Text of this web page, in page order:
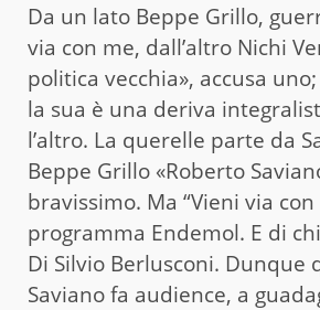
Da un lato Beppe Grillo,
via con me, dall’altro Nichi
politica vecchia», accusa
la sua è una deriva
l’altro. La querelle parte da
Beppe Grillo «Roberto
bravissimo. Ma “Vieni via con
programma Endemol. E di
Di Silvio Berlusconi. Dunque
Saviano fa audience, a